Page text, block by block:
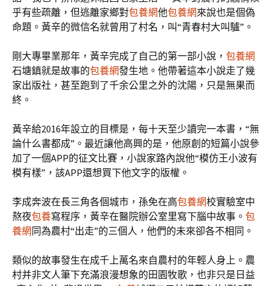
乎有些疏離，但逃離家鄉對包養網他包養網來說也是個偽
命題。黃辛的微信名就曾用了村名，叫“青春村大叫驢”。
剛大專畢業那年，黃辛完成了自己的第一部小說， 包養網
石塘鎮就是故事的包養網發生地。他帶著這本小說走了幾
家出版社，甚至跑到了千余公里之外的沈陽，只是無果而
終。
黃辛給2016年設立的目標是，每十天至少讀完一本書，“無
論什么書都成”。最近讓他高興的是，他原創的短篇小說參
加了一個APP的征文比賽，小說家路內說他“模仿王小波有
模有樣”，該APP還想買下他文字的版權。
李成奔波在長三角各個城市，孫免在高包養網校實驗室中
熬夜包養寫程序，黃辛在醫院辦公室里寫下腦中故事。 包
養網 同為農村“出走”的三個人，他們的未來卻各不相同。
類似的故事發生在成千上萬名來自農村的年輕人身上。農
村并非文人筆下充滿浪漫想象的田園牧歌，也非只是日益